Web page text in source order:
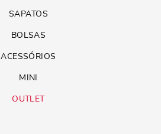
SAPATOS
BOLSAS
ACESSÓRIOS
MINI
OUTLET